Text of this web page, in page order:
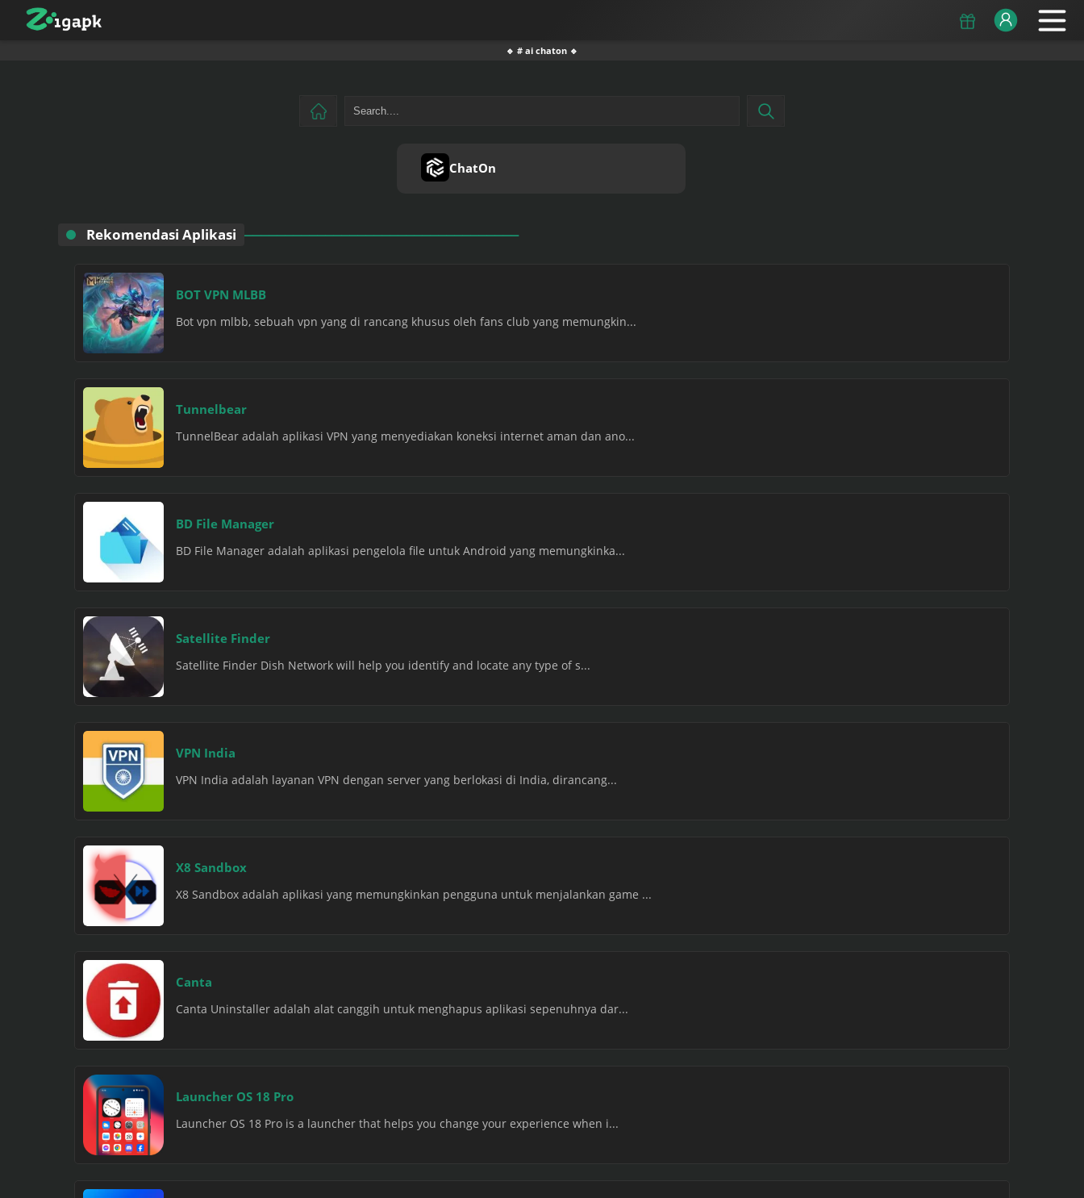
🔹 # ai chaton 🔹
ChatOn
Rekomendasi Aplikasi
BOT VPN MLBB
Bot vpn mlbb, sebuah vpn yang di rancang khusus oleh fans club yang memungkin...
Tunnelbear
TunnelBear adalah aplikasi VPN yang menyediakan koneksi internet aman dan ano...
BD File Manager
BD File Manager adalah aplikasi pengelola file untuk Android yang memungkinka...
Satellite Finder
Satellite Finder Dish Network will help you identify and locate any type of s...
VPN India
VPN India adalah layanan VPN dengan server yang berlokasi di India, dirancang...
X8 Sandbox
X8 Sandbox adalah aplikasi yang memungkinkan pengguna untuk menjalankan game ...
Canta
Canta Uninstaller adalah alat canggih untuk menghapus aplikasi sepenuhnya dar...
Launcher OS 18 Pro
Launcher OS 18 Pro is a launcher that helps you change your experience when i...